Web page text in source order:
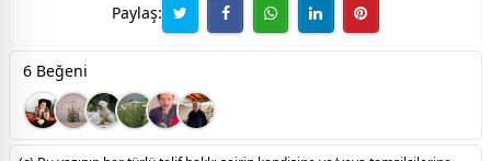
Paylaş:
6 Beğeni